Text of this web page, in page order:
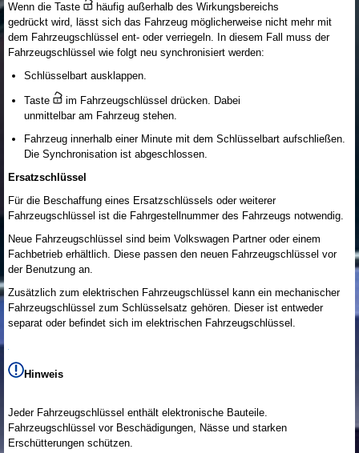
Wenn die Taste
häufig außerhalb des Wirkungsbereichs
gedrückt wird, lässt sich das Fahrzeug möglicherweise nicht mehr mit
dem Fahrzeugschlüssel ent- oder verriegeln. In diesem Fall muss der
Fahrzeugschlüssel wie folgt neu synchronisiert werden:
Schlüsselbart ausklappen.
Taste
im Fahrzeugschlüssel drücken. Dabei
unmittelbar am Fahrzeug stehen.
Fahrzeug innerhalb einer Minute mit dem Schlüsselbart aufschließen.
Die Synchronisation ist abgeschlossen.
Ersatzschlüssel
Für die Beschaffung eines Ersatzschlüssels oder weiterer
Fahrzeugschlüssel ist die Fahrgestellnummer des Fahrzeugs notwendig.
Neue Fahrzeugschlüssel sind beim Volkswagen Partner oder einem
Fachbetrieb erhältlich. Diese passen den neuen Fahrzeugschlüssel vor
der Benutzung an.
Zusätzlich zum elektrischen Fahrzeugschlüssel kann ein mechanischer
Fahrzeugschlüssel zum Schlüsselsatz gehören. Dieser ist entweder
separat oder befindet sich im elektrischen Fahrzeugschlüssel.
Hinweis
Jeder Fahrzeugschlüssel enthält elektronische Bauteile.
Fahrzeugschlüssel vor Beschädigungen, Nässe und starken
Erschütterungen schützen.